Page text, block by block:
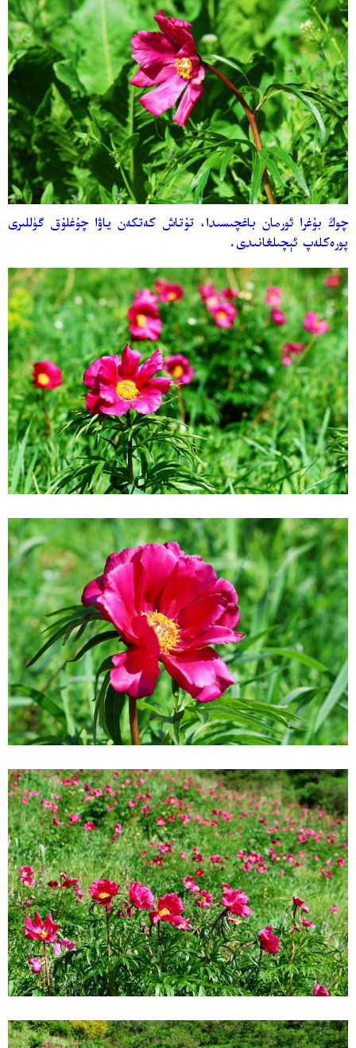
چوڭ بۇغرا ئورمان باغچىسىدا، تۇتاش كەتكەن ياۋا چۇغلۇق گۈللىرى
پورەكلەپ ئېچىلغانىدى.